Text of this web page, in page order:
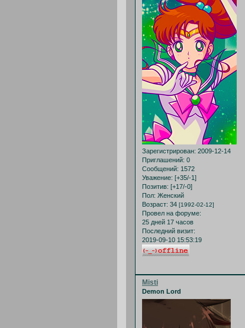
Зарегистрирован: 2009-12-14
Приглашений: 0
Сообщений: 1572
Уважение: [+35/-1]
Позитив: [+17/-0]
Пол: Женский
Возраст: 34 [1992-02-12]
Провел на форуме:
25 дней 17 часов
Последний визит:
2019-09-10 15:53:19
Misti
Demon Lord